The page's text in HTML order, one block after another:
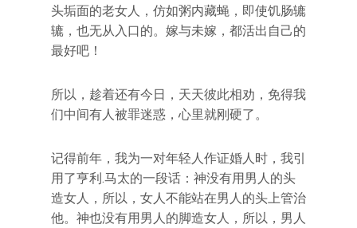
头垢面的老女人，仿如粥内藏蝇，即使饥肠辘
辘，也无从入口的。嫁与未嫁，都活出自己的
最好吧！
所以，趁着还有今日，天天彼此相劝，免得我
们中间有人被罪迷惑，心里就刚硬了。
记得前年，我为一对年轻人作证婚人时，我引
用了亨利.马太的一段话：神没有用男人的头
造女人，所以，女人不能站在男人的头上管治
他。神也没有用男人的脚造女人，所以，男人